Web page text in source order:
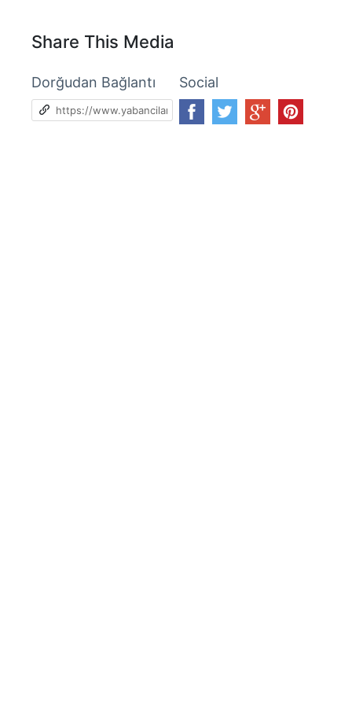
Share This Media
Dorğudan Bağlantı Social